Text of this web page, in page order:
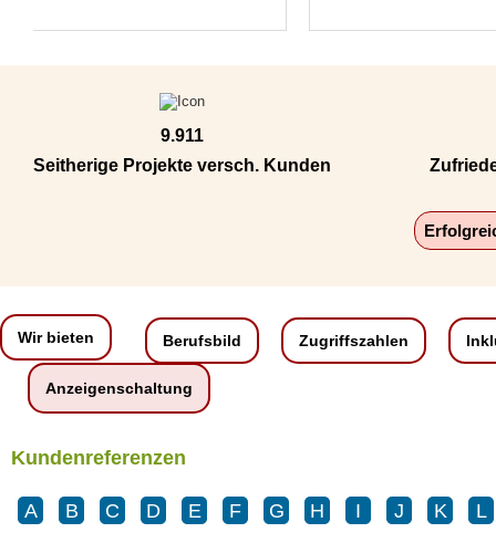
9.911
Seitherige Projekte versch. Kunden
Wir bieten Berufsbild Zugriffszahlen
Anzeigenschaltung
Kundenreferenzen
A B C D E F G H I J K L